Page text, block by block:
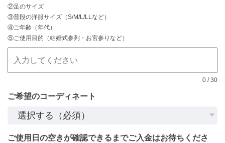
②足のサイズ
③普段の洋服サイズ（S/M/L/LLなど）
④ご年齢（年代）
⑤ご使用目的（結婚式参列・お宮参りなど）
0 /30
ご希望のコーディネート
ご使用日の空きが確認できるまでご入金はお待ちくださ